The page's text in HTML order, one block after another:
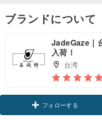
ブランドについて
JadeGaze｜
入荷！
台湾
フォローする